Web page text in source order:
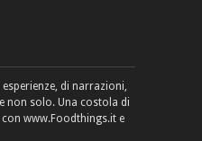
di narrazioni,
non solo. Una costola di
www.Foodthings.it e